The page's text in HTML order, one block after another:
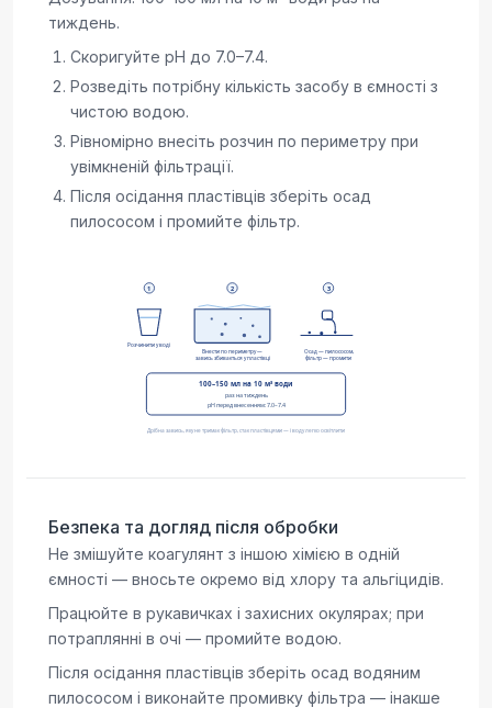
тиждень.
Скоригуйте pH до 7.0–7.4.
Розведіть потрібну кількість засобу в ємності з
чистою водою.
Рівномірно внесіть розчин по периметру при
увімкненій фільтрації.
Після осідання пластівців зберіть осад
пилососом і промийте фільтр.
Безпека та догляд після обробки
Не змішуйте коагулянт з іншою хімією в одній
ємності — вносьте окремо від хлору та альгіцидів.
Працюйте в рукавичках і захисних окулярах; при
потраплянні в очі — промийте водою.
Після осідання пластівців зберіть осад водяним
пилососом і виконайте промивку фільтра — інакше